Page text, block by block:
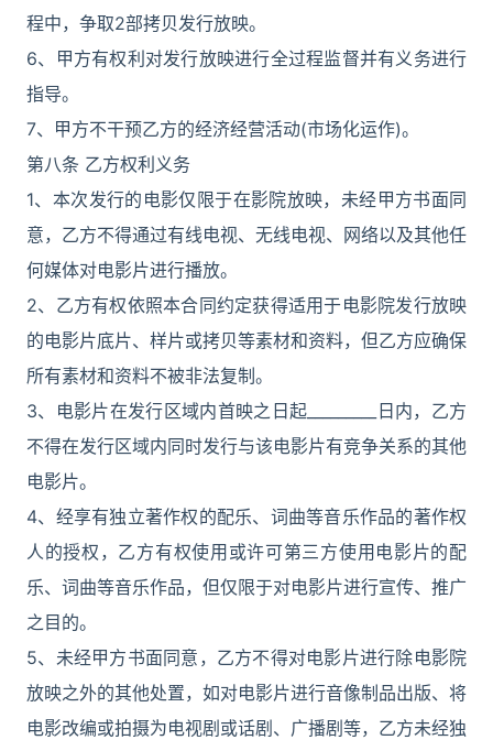
程中，争取2部拷贝发行放映。
6、甲方有权利对发行放映进行全过程监督并有义务进行
指导。
7、甲方不干预乙方的经济经营活动(市场化运作)。
第八条 乙方权利义务
1、本次发行的电影仅限于在影院放映，未经甲方书面同
意，乙方不得通过有线电视、无线电视、网络以及其他任
何媒体对电影片进行播放。
2、乙方有权依照本合同约定获得适用于电影院发行放映
的电影片底片、样片或拷贝等素材和资料，但乙方应确保
所有素材和资料不被非法复制。
3、电影片在发行区域内首映之日起_________日内，乙方
不得在发行区域内同时发行与该电影片有竞争关系的其他
电影片。
4、经享有独立著作权的配乐、词曲等音乐作品的著作权
人的授权，乙方有权使用或许可第三方使用电影片的配
乐、词曲等音乐作品，但仅限于对电影片进行宣传、推广
之目的。
5、未经甲方书面同意，乙方不得对电影片进行除电影院
放映之外的其他处置，如对电影片进行音像制品出版、将
电影改编或拍摄为电视剧或话剧、广播剧等，乙方未经独